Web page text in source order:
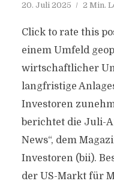
20. Juli 2025 2 Min.
Click to rate this
einem Umfeld
wirtschaftlicher
langfristige
Investoren
berichtet die Juli-
News“, dem
Investoren (bii).
der US-Markt für